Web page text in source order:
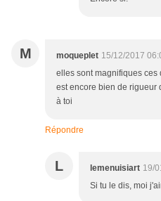
M moqueplet 15/12/2017
elles sont magnifiques
est encore bien de rigueur
à toi
Répondre
L lemenuisiart 19/
Si tu le dis, moi